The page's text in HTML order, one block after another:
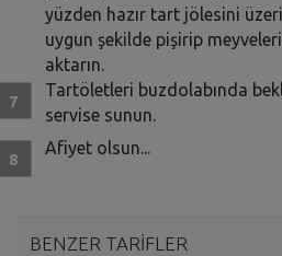
yüzden hazır tart jölesini
uygun şekilde pişirip
aktarın.
Tartöletleri buzdolabında
servise sunun.
Afiyet olsun...
BENZER TARİFLER